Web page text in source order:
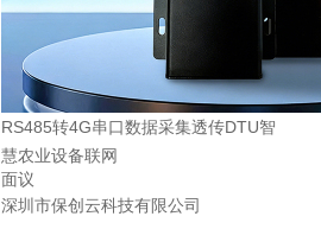
RS485转4G串口数据采集透传DTU智
慧农业设备联网
面议
深圳市保创云科技有限公司